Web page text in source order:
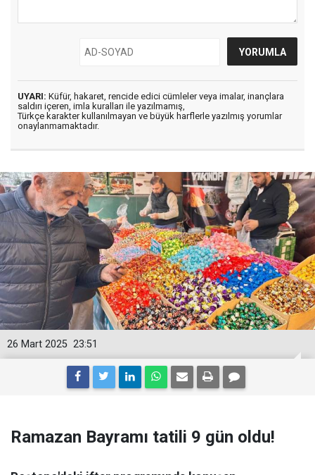
UYARI: Küfür, hakaret, rencide edici cümleler veya imalar, inançlara
saldırı içeren, imla kuralları ile yazılmamış,
Türkçe karakter kullanılmayan ve büyük harflerle yazılmış yorumlar
onaylanmamaktadır.
23:51
26 Mart 2025
Ramazan Bayramı tatili 9 gün oldu!